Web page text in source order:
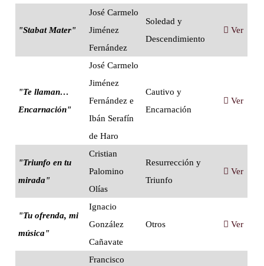
"Stabat Mater"
José Carmelo
Jiménez
Fernández
Soledad y
Descendimiento
Ver
"Te llaman…
Encarnación"
José Carmelo
Jiménez
Fernández e
Ibán Serafín
de Haro
Cautivo y
Encarnación
Ver
"Triunfo en tu
mirada"
Cristian
Palomino
Olías
Resurrección y
Triunfo
Ver
"Tu ofrenda, mi
música"
Ignacio
González
Cañavate
Otros Ver
Francisco